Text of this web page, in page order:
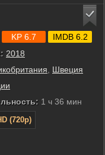
2018
, Швеция
1 ч 36 мин
(720p)
KP 6.7 IMDB 6.2